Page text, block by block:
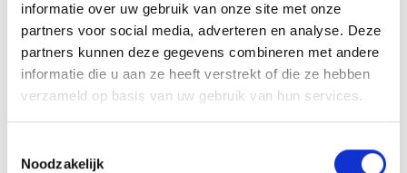
informatie over uw gebruik van onze site met onze
partners voor social media, adverteren en analyse. Deze
partners kunnen deze gegevens combineren met andere
informatie die u aan ze heeft verstrekt of die ze hebben
verzameld op basis van uw gebruik van hun services.
Noodzakelijk
INSPIRATIE
RECEPTEN EN TIPS